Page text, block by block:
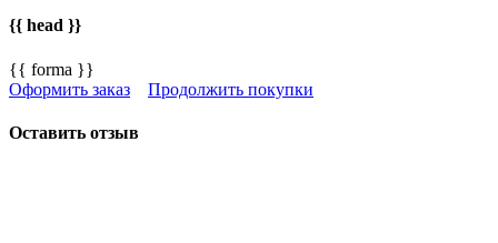
{{ head }}
{{ forma }}
Оформить заказ
Продолжить покупки
Оставить отзыв